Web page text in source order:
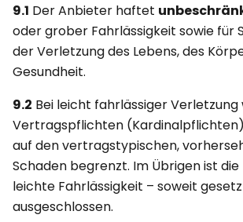
9.1 Der Anbieter haftet
oder grober Fahrlässigkeit sowie für
der Verletzung des Lebens, des
Gesundheit.
9.2 Bei leicht fahrlässiger
Vertragspflichten
auf den vertragstypischen,
Schaden begrenzt. Im Übrigen ist
leichte Fahrlässigkeit – soweit
ausgeschlossen.